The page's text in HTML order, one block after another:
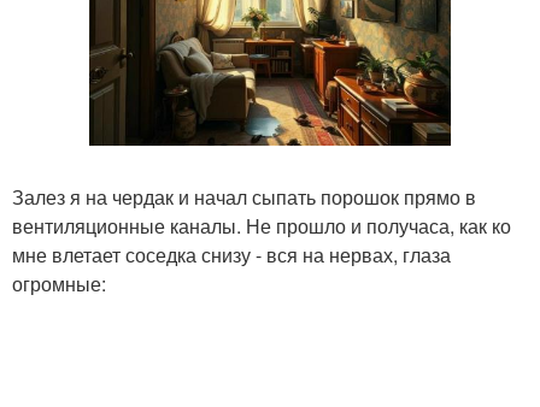
Залез я на чердак и начал сыпать порошок прямо в
вентиляционные каналы. Не прошло и получаса, как ко
мне влетает соседка снизу - вся на нервах, глаза
огромные: